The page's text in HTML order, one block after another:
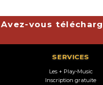
Avez-vous
SERVICES
Les + Play-Music
Inscription gratuite